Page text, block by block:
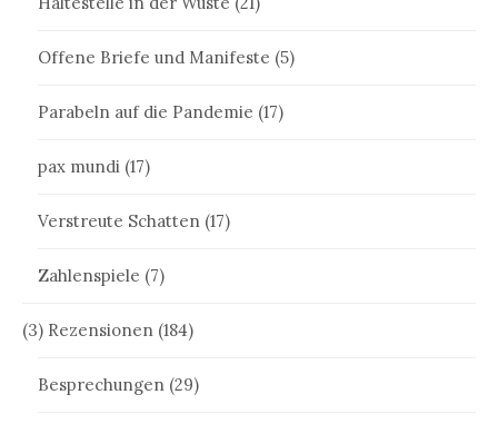
Offene Briefe und Manifeste (5)
Parabeln auf die Pandemie (17)
pax mundi (17)
Verstreute Schatten (17)
Zahlenspiele (7)
(3) Rezensionen (184)
Besprechungen (29)